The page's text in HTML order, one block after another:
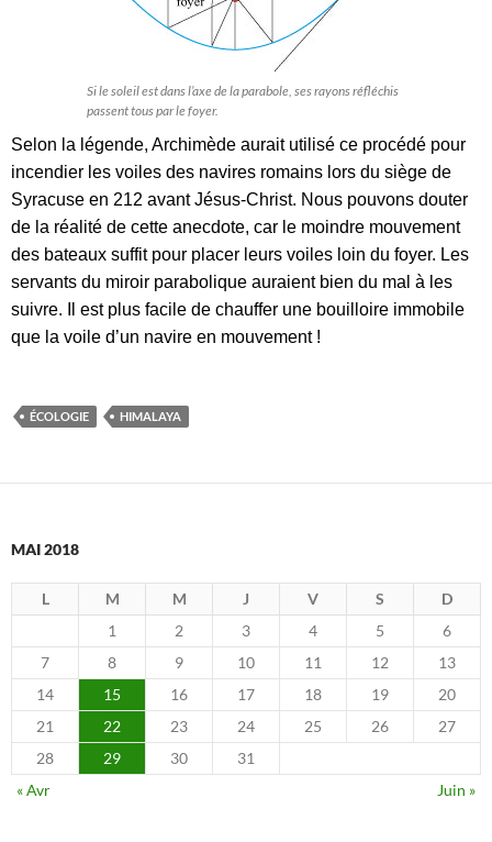
Si le soleil est dans l’axe de la parabole, ses rayons réfléchis
passent tous par le foyer.
Selon la légende, Archimède aurait utilisé ce procédé pour
incendier les voiles des navires romains lors du siège de
Syracuse en 212 avant Jésus-Christ. Nous pouvons douter
de la réalité de cette anecdote, car le moindre mouvement
des bateaux suffit pour placer leurs voiles loin du foyer. Les
servants du miroir parabolique auraient bien du mal à les
suivre. Il est plus facile de chauffer une bouilloire immobile
que la voile d’un navire en mouvement !
ÉCOLOGIE HIMALAYA
MAI 2018
L M M J V S
D
1
2 3 4 5
6
7
8 9 10 11 12
13
14
15 16 17 18 19
20
21
22 23 24 25 26
27
28
29 30
31
« Avr
Juin »